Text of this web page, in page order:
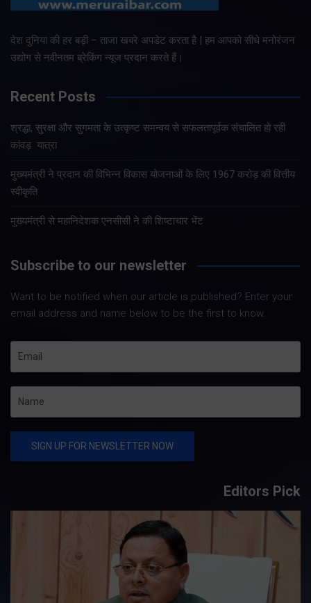
देश दुनिया की हर बड़ी – ताजा खबरे अपडेट करता है | हम आपको सीधे मनोरंजन
उद्योग से नवीनतम ब्रेकिंग न्यूज प्रदान करते हैं।
Recent Posts
श्रद्धा, सुरक्षा और सुगमता के उत्कृष्ट समन्वय से सफलतापूर्वक संचालित हो रही
कांवड़ यात्रा
मुख्यमंत्री ने प्रदान की विभिन्न विकास योजनाओं के लिए 1967 करोड़ की वित्तीय
स्वीकृति
मुख्यमंत्री से महानिदेशक एनसीसी ने की शिष्टाचार भेंट
Subscribe to our newsletter
Want to be notified when our article is published? Enter your
email address and name below to be the first to know.
Editors Pick